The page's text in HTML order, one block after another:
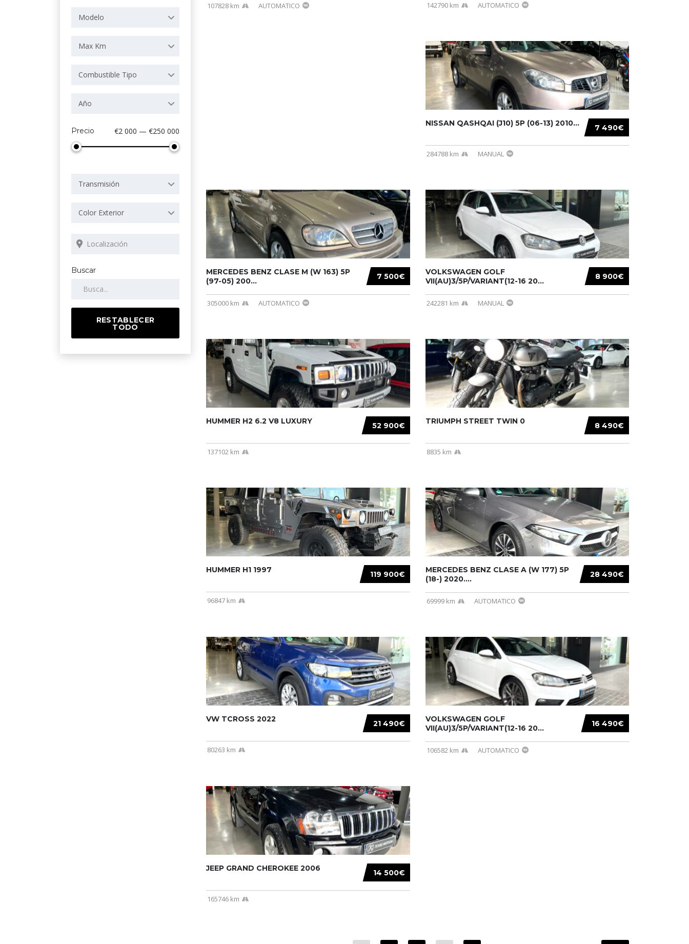
Modelo
Max Km
Combustible Tipo
Año
Precio €2 000 — €250 000
Transmisión
Color Exterior
Buscar
RESTABLECER
TODO
107828 km AUTOMATICO 142790 km AUTOMATICO
7 490€
NISSAN QASHQAI (J10) 5P (06-13) 2010...
284788 km MANUAL
7 500€
MERCEDES BENZ CLASE M (W 163) 5P
(97-05) 200...
305000 km AUTOMATICO
8 900€
VOLKSWAGEN GOLF
VII(AU)3/5P/VARIANT(12-16 20...
242281 km MANUAL
52 900€
HUMMER H2 6.2 V8 LUXURY
137102 km
8 490€
TRIUMPH STREET TWIN 0
8835 km
119 900€
HUMMER H1 1997
96847 km
28 490€
MERCEDES BENZ CLASE A (W 177) 5P
(18-) 2020....
69999 km AUTOMATICO
21 490€
VW TCROSS 2022
80263 km
16 490€
VOLKSWAGEN GOLF
VII(AU)3/5P/VARIANT(12-16 20...
106582 km AUTOMATICO
14 500€
JEEP GRAND CHEROKEE 2006
165746 km